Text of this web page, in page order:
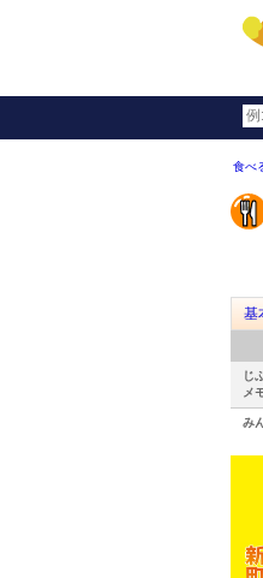
食べ
基
じ
メ
み